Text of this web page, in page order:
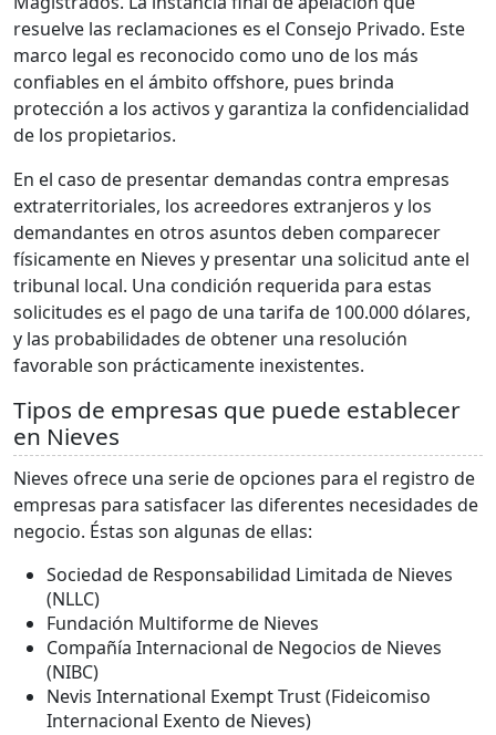
resuelve las reclamaciones es el Consejo Privado. Este
marco legal es reconocido como uno de los más
confiables en el ámbito offshore, pues brinda
protección a los activos y garantiza la confidencialidad
de los propietarios.
En el caso de presentar demandas contra empresas
extraterritoriales, los acreedores extranjeros y los
demandantes en otros asuntos deben comparecer
físicamente en Nieves y presentar una solicitud ante el
tribunal local. Una condición requerida para estas
solicitudes es el pago de una tarifa de 100.000 dólares,
y las probabilidades de obtener una resolución
favorable son prácticamente inexistentes.
Tipos de empresas que puede establecer
en Nieves
Nieves ofrece una serie de opciones para el registro de
empresas para satisfacer las diferentes necesidades de
negocio. Éstas son algunas de ellas:
Sociedad de Responsabilidad Limitada de Nieves
(NLLC)
Fundación Multiforme de Nieves
Compañía Internacional de Negocios de Nieves
(NIBC)
Nevis International Exempt Trust (Fideicomiso
Internacional Exento de Nieves)